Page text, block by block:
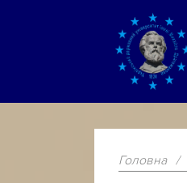
Головна /